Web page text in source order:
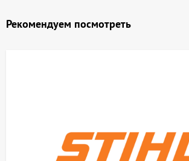
Рекомендуем посмотреть